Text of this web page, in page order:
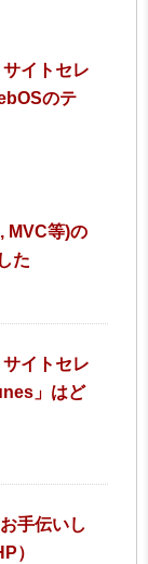
イトセレ
のテ
MVC等)の
た
イトセレ
」はど
手伝いし
）